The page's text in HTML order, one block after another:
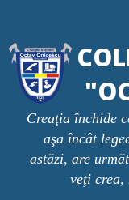
content
Creaţia închide
aşa încât
astăzi, are
veţi crea,